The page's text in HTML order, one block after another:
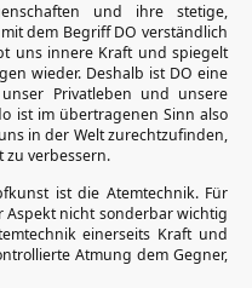
und ihre stetige,
dem Begriff DO verständlich
uns innere Kraft und spiegelt
wieder. Deshalb ist DO eine
Privatleben und unsere
ist im übertragenen Sinn also
in der Welt zurechtzufinden,
zu verbessern.
ist die Atemtechnik. Für
nicht sonderbar wichtig
einerseits Kraft und
Atmung dem Gegner,